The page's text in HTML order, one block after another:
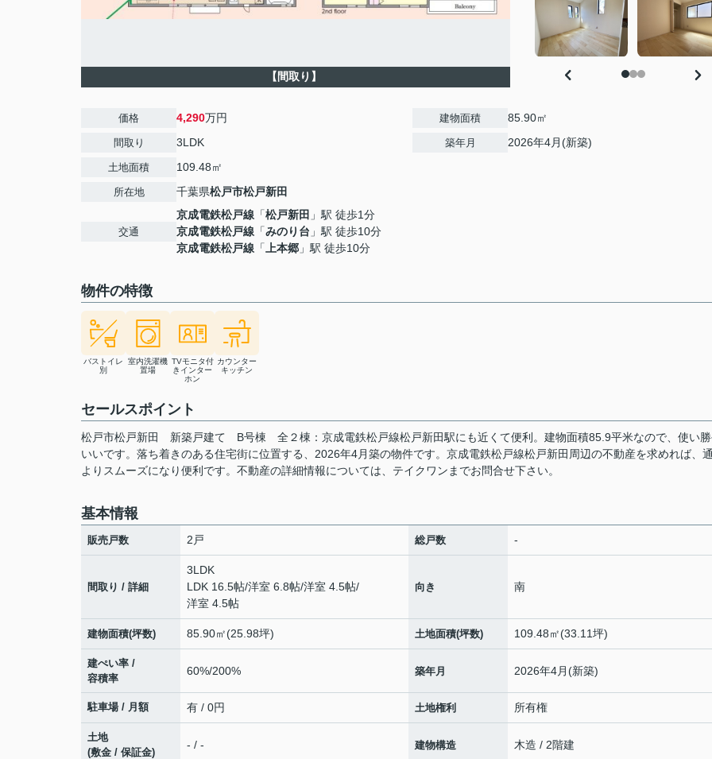
【間取り】
価格 4,290万円
間取り 3LDK
土地面積 109.48㎡
所在地 千葉県松戸市松戸新田
交通
京成電鉄松戸線 「松戸新田 」駅 徒歩1分
京成電鉄松戸線 「みのり台 」駅 徒歩10分
京成電鉄松戸線 「 上本郷 」駅 徒歩10分
建物面積 85.90㎡
築年月 2026年4月(新築)
物件の特徴
バストイレ
別
室内洗濯機
置場
TVモニタ付
きインター
ホン
カウンター
キッチン
セールスポイント
松戸市松戸新田 新築戸建て B号棟 全２棟：京成電鉄松戸線松戸新田駅にも近くて便利。建物面積85.9平米なので、使い
いいです。落ち着きのある住宅街に位置する、2026年4月築の物件です。京成電鉄松戸線松戸新田周辺の不動産を求めれば、
よりスムーズになり便利です。不動産の詳細情報については、テイクワンまでお問合せ下さい。
基本情報
販売戸数 2戸 総戸数 -
間取り / 詳細
3LDK
LDK 16.5帖/洋室 6.8帖/洋室 4.5帖/
洋室 4.5帖
向き 南
建物面積(坪数) 85.90㎡(25.98坪) 土地面積(坪数) 109.48㎡(33.11坪)
建ぺい率 /
容積率
60%/200% 築年月 2026年4月(新築)
駐車場 / 月額 有 / 0円 土地権利 所有権
土地
(敷金 / 保証金)
- / - 建物構造 木造 / 2階建